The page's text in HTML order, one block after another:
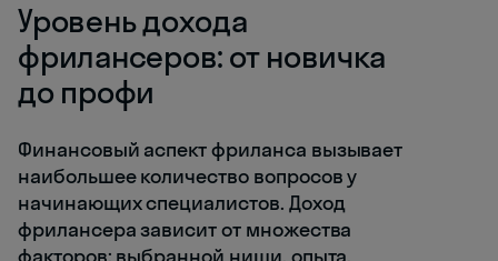
Уровень дохода
фрилансеров: от новичка
до профи
Финансовый аспект фриланса вызывает
наибольшее количество вопросов у
начинающих специалистов. Доход
фрилансера зависит от множества